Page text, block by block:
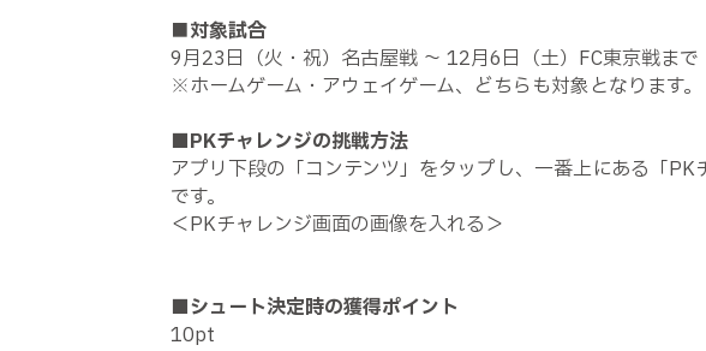
■対象試合
9月23日（火・祝）名古屋戦 ～ 12月6日（土）FC東京戦まで
※ホームゲーム・アウェイゲーム、どちらも対象となります。
■PKチャレンジの挑戦方法
アプリ下段の「コンテンツ」をタップし、一番上にある「
です。
＜PKチャレンジ画面の画像を入れる＞
■シュート決定時の獲得ポイント
10pt